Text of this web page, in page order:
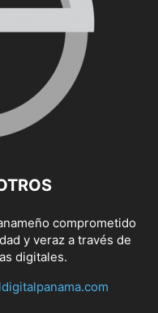
comprometido
y veraz a través de
digitales.